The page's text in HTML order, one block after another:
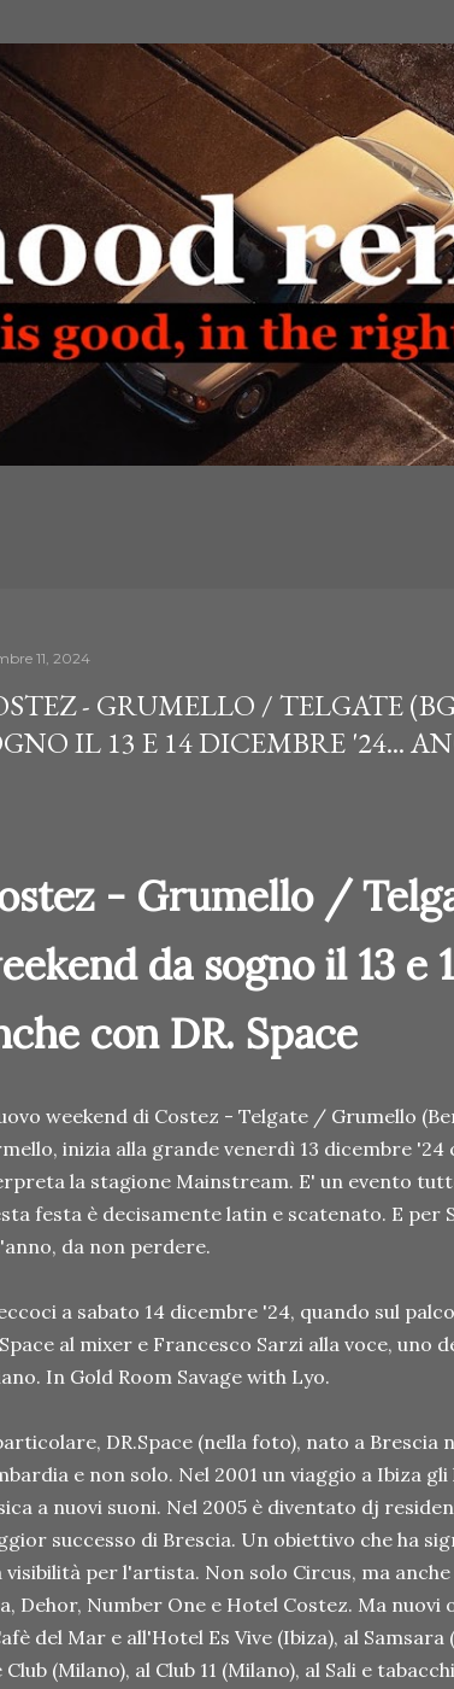
11, 2024
- GRUMELLO / TELGATE
IL 13 E 14 DICEMBRE '24...
- Grumello /
da sogno il 13 e
con DR. Space
weekend di Costez - Telgate / Grumello
inizia alla grande venerdì 13 dicembre
la stagione Mainstream. E' un evento
festa è decisamente latin e scatenato. E per
da non perdere.
a sabato 14 dicembre '24, quando sul
al mixer e Francesco Sarzi alla voce, uno
In Gold Room Savage with Lyo.
DR.Space (nella foto), nato a Brescia
e non solo. Nel 2001 un viaggio a Ibiza
a nuovi suoni. Nel 2005 è diventato dj
successo di Brescia. Un obiettivo che ha
visibilità per l'artista. Non solo Circus, ma
Dehor, Number One e Hotel Costez. Ma
del Mar e all'Hotel Es Vive (Ibiza), al
Club (Milano), al Club 11 (Milano), al Sali e